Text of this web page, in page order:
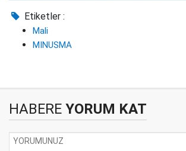
Etiketler :
Mali
MINUSMA
HABERE YORUM KAT